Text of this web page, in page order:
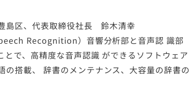
島区、代表取締役社長 鈴木清幸
Recognition）音響分析部と音声認 識部
で、高精度な音声認識 ができるソフトウェア
の搭載、 辞書のメンテナンス、大容量の辞書の